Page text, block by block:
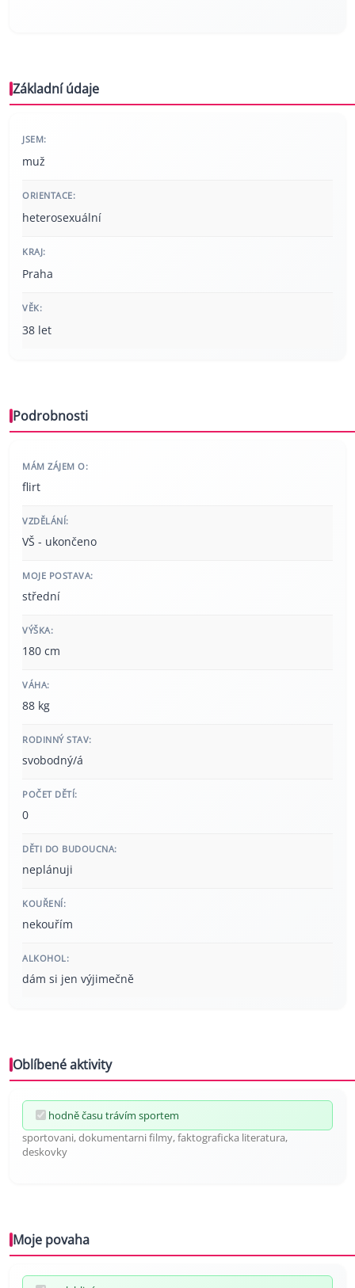
Základní údaje
JSEM:
muž
ORIENTACE:
heterosexuální
KRAJ:
Praha
VĚK:
38 let
Podrobnosti
MÁM ZÁJEM O:
flirt
VZDĚLÁNÍ:
VŠ - ukončeno
MOJE POSTAVA:
střední
VÝŠKA:
180 cm
VÁHA:
88 kg
RODINNÝ STAV:
svobodný/á
POČET DĚTÍ:
0
DĚTI DO BUDOUCNA:
neplánuji
KOUŘENÍ:
nekouřím
ALKOHOL:
dám si jen výjimečně
Oblíbené aktivity
hodně času trávím sportem
sportovani, dokumentarni filmy, faktograficka literatura,
deskovky
Moje povaha